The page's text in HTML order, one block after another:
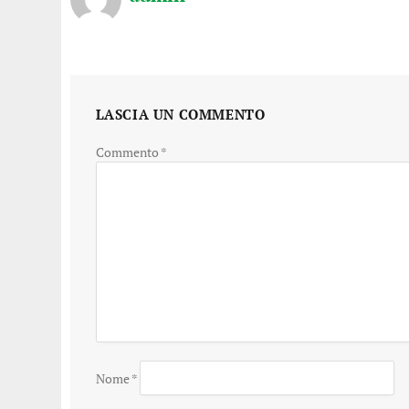
LASCIA UN COMMENTO
Commento *
Nome*